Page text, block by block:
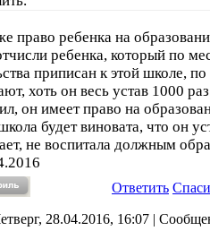
право ребенка на
ребенка, который по
приписан к этой школе,
хоть он весь устав 1000 раз
он имеет право на
будет виновата, что он
не воспитала должным
Ответить
28.04.2016, 16:07 |